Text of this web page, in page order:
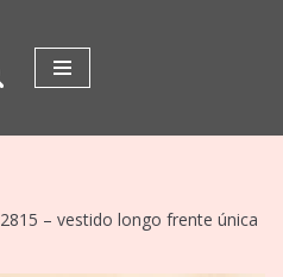
2815 – vestido longo frente única